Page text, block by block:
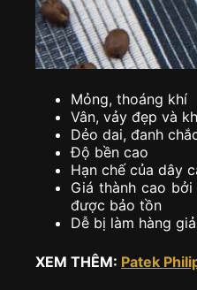
Mỏng, thoáng khí
Vân, vảy đẹp và
Dẻo dai, đanh
Độ bền cao
Hạn chế của dây
Giá thành cao
được bảo tồn
Dễ bị làm hàng giả
XEM THÊM: Patek